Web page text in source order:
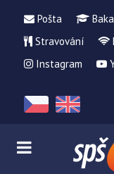
Pošta
Stravování
Instagram